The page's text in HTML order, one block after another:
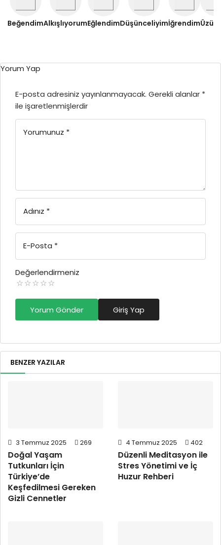
BeğendimAlkışlıyorumEğlendimDüşünceliyimİğrendim
Yorum Yap
E-posta adresiniz yayınlanmayacak. Gerekli alanlar *
ile işaretlenmişlerdir
Yorumunuz *
Adınız *
E-Posta *
Değerlendirmeniz
Yorum Gönder Giriş Yap
BENZER YAZILAR
3 Temmuz 2025 269
Doğal Yaşam
Tutkunları İçin
Türkiye’de
Keşfedilmesi Gereken
Gizli Cennetler
4 Temmuz 2025 402
Düzenli Meditasyon ile
Stres Yönetimi ve İç
Huzur Rehberi